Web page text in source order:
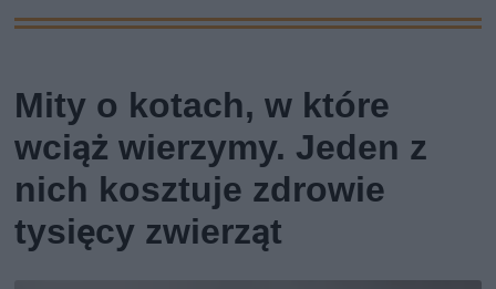
Mity o kotach, w które
wciąż wierzymy. Jeden z
nich kosztuje zdrowie
tysięcy zwierząt